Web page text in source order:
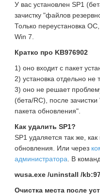
У вас установлен SP1
зачистку "файлов
Только переустановка
Win 7.
Кратко про KB976902
1) оно входит с пакет
2) установка отдельно не
3) оно не решает
(бета/RC), после
пакета обновления".
Как удалить SP1?
SP1 удаляется так же,
обновления. Или через
администратора . В
wusa.exe /uninstall /
Очистка места после